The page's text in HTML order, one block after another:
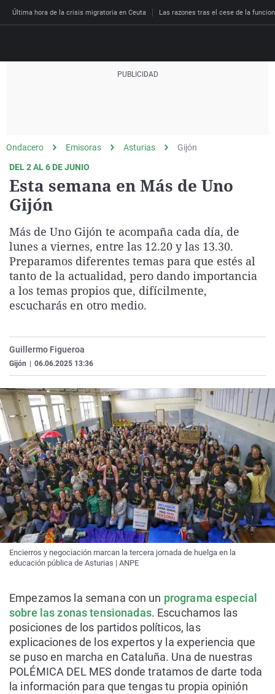
Última hora de la crisis migratoria en Ceuta Las razones tras el cese de la
Por fin
Julia en la onda
Radioestadio noche
El colegio invisible
La rosa de los vientos
Malas decisiones
Expedientes del más
Prohibido morirse
Esto no ha pasado
Caso
Aragón
Baleares
Comunidad de Madrid
Comunitat Valenciana
Extremadura
Economía
Deportes
Baloncesto
Tenis
El tiempo
Más noticias
Mundo
Salud
Gastronomía
Medio ambiente
Virales
Ondacero Emisoras Asturias
Gijón
DEL 2 AL 6 DE JUNIO
Esta semana en Más de Uno
Gijón
Más de Uno Gijón te acompaña cada día, de
lunes a viernes, entre las 12.20 y las 13.30.
Preparamos diferentes temas para que estés al
tanto de la actualidad, pero dando importancia
a los temas propios que, difícilmente,
escucharás en otro medio.
Guillermo Figueroa
Gijón 06.06.2025 13:36
Encierros y negociación marcan la tercera jornada de huelga en la
educación pública de Asturias | ANPE
Empezamos la semana con un programa especial
sobre las zonas tensionadas. Escuchamos las
posiciones de los partidos políticos, las
explicaciones de los expertos y la experiencia que
se puso en marcha en Cataluña. Una de nuestras
POLÉMICA DEL MES donde tratamos de darte toda
la información para que tengas tu propia opinión